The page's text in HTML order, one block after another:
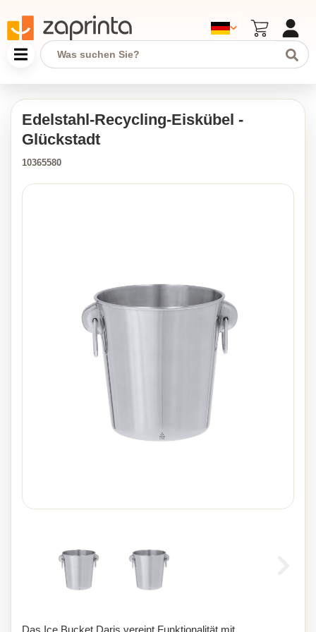
Edelstahl-Recycling-Eiskübel -
Glückstadt
10365580
Das Ice Bucket Daris vereint Funktionalität mit